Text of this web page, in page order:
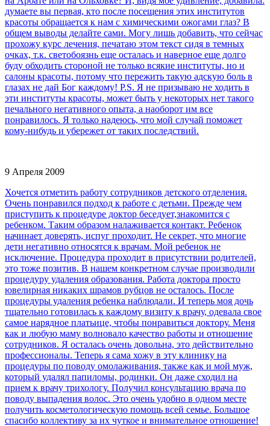
думаете вы первая, кто после посещения этих институтов
красоты обращается к нам с химическими ожогами глаз? В
общем выводы делайте сами. Могу лишь добавить, что сейчас
прохожу курс лечения, печатаю этом текст сидя в темных
очках, т.к. светобоязнь еще осталась и наверное еще долго
буду обходить стороной не только всякие институты, но и
салоны красоты, потому что пережить такую адскую боль в
глазах не дай Бог каждому! Р.S. Я не призываю не ходить в
эти институты красоты, может быть у некоторых нет такого
печального негативного опыта, а наоборот им все
понравилось. Я только надеюсь, что мой случай поможет
кому-нибудь и убережет от таких последствий.
9 Апреля 2009
Хочется отметить работу сотрудников детского отделения.
Очень понравился подход к работе с детьми. Прежде чем
приступить к процедуре доктор беседует,знакомится с
ребенком. Таким образом налаживается контакт. Ребенок
начинает доверять, испуг проходит. Не секрет, что многие
дети негативно относятся к врачам. Мой ребенок не
исключение. Процедура проходит в присутствии родителей,
это тоже позитив. В нашем конкретном случае производили
процедуру удаления образования. Работа доктора просто
ювелирная никаких шрамов рубцов не осталось. После
процедуры удаления ребенка наблюдали. И теперь моя дочь
тщательно готовилась к каждому визиту к врачу, одевала свое
самое нарядное платьице, чтобы понравиться доктору. Меня
как и любую маму волновало качество работы и отношение
сотрудников. Я осталась очень довольна, это действительно
профессионалы. Теперь я сама хожу в эту клинику на
процедуры по поводу омолаживания, также как и мой муж,
который удалял папиломы, родинки. Он даже сходил на
прием к врачу трихологу. Получил консультацию врача по
поводу выпадения волос. Это очень удобно в одном месте
получить косметологическую помощь всей семье. Большое
спасибо коллективу за их чуткое и внимательное отношение!